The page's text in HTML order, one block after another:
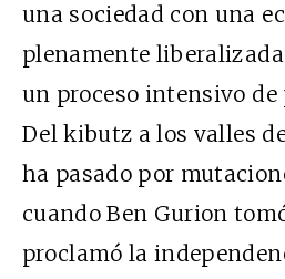
una sociedad con una
plenamente
un proceso intensivo
Del kibutz a los valles
ha pasado por
cuando Ben Gurion
proclamó la